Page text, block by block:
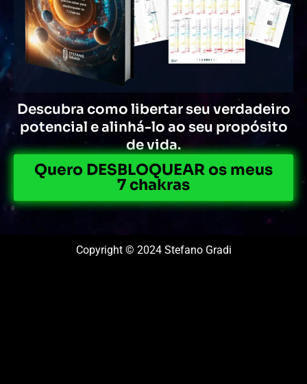
Descubra como libertar seu verdadeiro
potencial e alinhá-lo ao seu propósito
de vida.
Quero DESBLOQUEAR os meus
7 chakras
Copyright © 2024 Stefano Gradi